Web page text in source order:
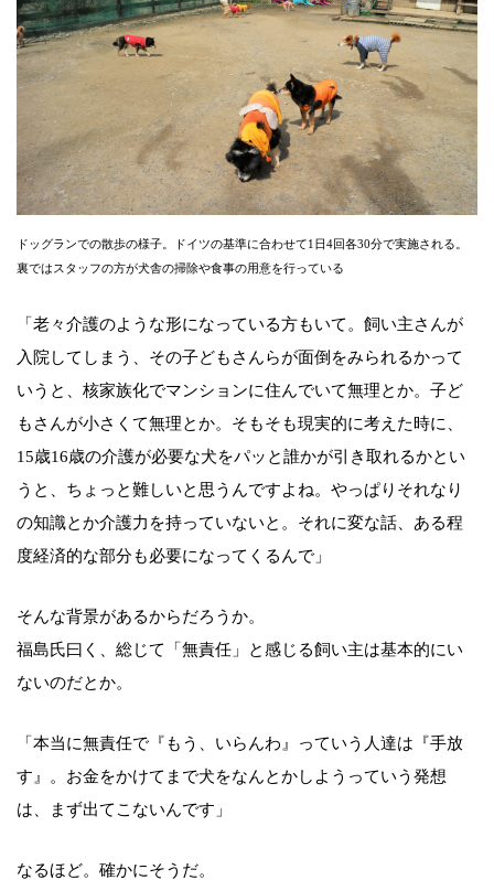
ドッグランでの散歩の様子。ドイツの基準に合わせて1日4回各30分で実施される。
裏ではスタッフの方が犬舎の掃除や食事の用意を行っている
「老々介護のような形になっている方もいて。飼い主さんが
入院してしまう、その子どもさんらが面倒をみられるかって
いうと、核家族化でマンションに住んでいて無理とか。子ど
もさんが小さくて無理とか。そもそも現実的に考えた時に、
15歳16歳の介護が必要な犬をパッと誰かが引き取れるかとい
うと、ちょっと難しいと思うんですよね。やっぱりそれなり
の知識とか介護力を持っていないと。それに変な話、ある程
度経済的な部分も必要になってくるんで」
そんな背景があるからだろうか。
福島氏曰く、総じて「無責任」と感じる飼い主は基本的にい
ないのだとか。
「本当に無責任で『もう、いらんわ』っていう人達は『手放
す』。お金をかけてまで犬をなんとかしようっていう発想
は、まず出てこないんです」
なるほど。確かにそうだ。